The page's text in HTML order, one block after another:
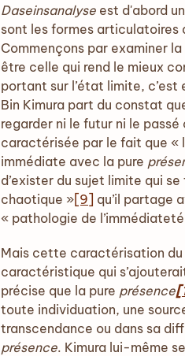
Daseinsanalyse est d'abord
sont les formes
Commençons par examiner
être celle qui rend le mieux
portant sur l’état limite,
Bin Kimura part du constat
regarder ni le futur ni le
caractérisée par le fait que «
immédiate avec la pure
d’exister du sujet limite qui
chaotique »[9] qu’il partage
« pathologie de
Mais cette caractérisation du
caractéristique qui
précise que la pure présence
toute individuation, une
transcendance ou dans sa
présence. Kimura lui-même